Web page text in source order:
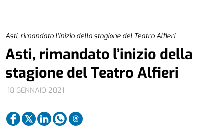
Asti, rimandato l’inizio della stagione del Teatro Alfieri
18 GENNAIO 2021
Asti, rimandato l’inizio della
stagione del Teatro Alfieri